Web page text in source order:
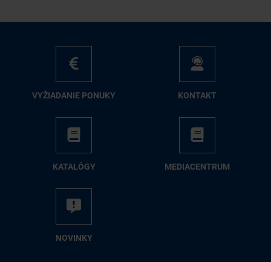
VY­ŽIA­DA­NIE PO­NU­KY KON­TAKT
KA­TA­LÓ­GY ME­DIA­CEN­TRUM
NO­VIN­KY